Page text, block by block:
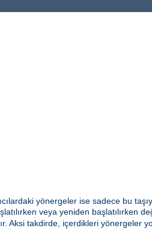
yönergeler ise sadece bu
veya yeniden başlatılırken
Aksi takdirde, içerdikleri yönergeler